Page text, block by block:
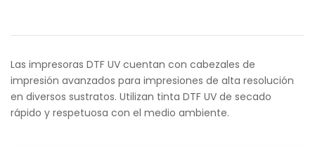
Las impresoras DTF UV cuentan con cabezales de
impresión avanzados para impresiones de alta resolución
en diversos sustratos. Utilizan tinta DTF UV de secado
rápido y respetuosa con el medio ambiente.